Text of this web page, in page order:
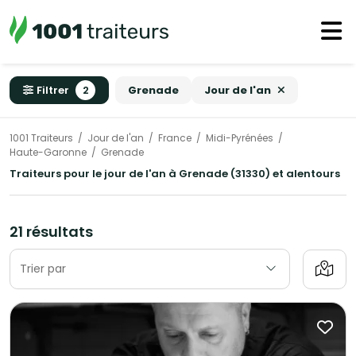
Filtrer 2 Grenade Jour de l'an
1001 Traiteurs Jour de l'an France
Midi-Pyrénées
Haute-Garonne
Grenade
Traiteurs pour le jour de l'an à Grenade (31330) et alentours
21 résultats
Trier par